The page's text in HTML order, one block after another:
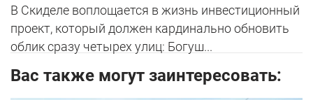
В Скиделе воплощается в жизнь инвестиционный
проект, который должен кардинально обновить
облик сразу четырех улиц: Богуш...
Вас также могут заинтересовать: